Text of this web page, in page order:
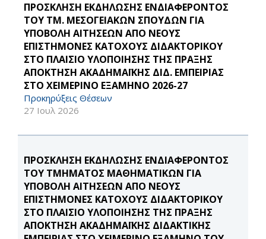
ΠΡΟΣΚΛΗΣΗ ΕΚΔΗΛΩΣΗΣ ΕΝΔΙΑΦΕΡΟΝΤΟΣ
ΤΟΥ ΤΜ. ΜΕΣΟΓΕΙΑΚΩΝ ΣΠΟΥΔΩΝ ΓΙΑ
ΥΠΟΒΟΛΗ ΑΙΤΗΣΕΩΝ ΑΠΟ ΝΕΟΥΣ
ΕΠΙΣΤΗΜΟΝΕΣ ΚΑΤΟΧΟΥΣ ΔΙΔΑΚΤΟΡΙΚΟΥ
ΣΤΟ ΠΛΑΙΣΙΟ ΥΛΟΠΟΙΗΣΗΣ ΤΗΣ ΠΡΑΞΗΣ
ΑΠΟΚΤΗΣΗ ΑΚΑΔΗΜΑΪΚΗΣ ΔΙΔ. ΕΜΠΕΙΡΙΑΣ
ΣΤΟ ΧΕΙΜΕΡΙΝΟ ΕΞΑΜΗΝΟ 2026-27
Προκηρύξεις Θέσεων
27 Ιουλ 2026
ΠΡΟΣΚΛΗΣΗ ΕΚΔΗΛΩΣΗΣ ΕΝΔΙΑΦΕΡΟΝΤΟΣ
ΤΟΥ ΤΜΗΜΑΤΟΣ ΜΑΘΗΜΑΤΙΚΩΝ ΓΙΑ
ΥΠΟΒΟΛΗ ΑΙΤΗΣΕΩΝ ΑΠΟ ΝΕΟΥΣ
ΕΠΙΣΤΗΜΟΝΕΣ ΚΑΤΟΧΟΥΣ ΔΙΔΑΚΤΟΡΙΚΟΥ
ΣΤΟ ΠΛΑΙΣΙΟ ΥΛΟΠΟΙΗΣΗΣ ΤΗΣ ΠΡΑΞΗΣ
ΑΠΟΚΤΗΣΗ ΑΚΑΔΗΜΑΪΚΗΣ ΔΙΔΑΚΤΙΚΗΣ